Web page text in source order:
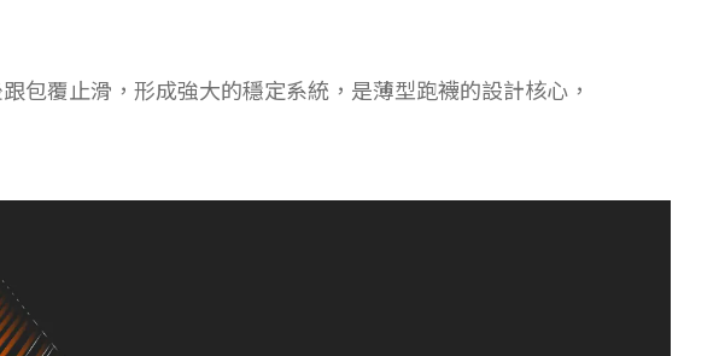
包覆止滑，形成強大的穩定系統，是薄型跑襪的設計核心，